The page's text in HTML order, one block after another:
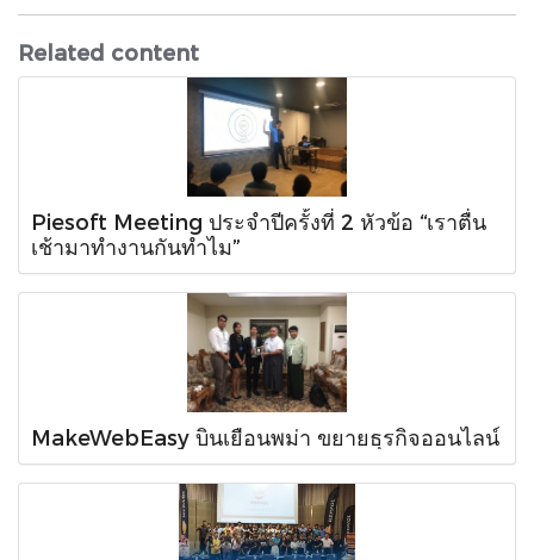
Related content
Piesoft Meeting ประจำปีครั้งที่ 2 หัวข้อ “เราตื่น
เช้ามาทำงานกันทำไม”
MakeWebEasy บินเยือนพม่า ขยายธุรกิจออนไลน์